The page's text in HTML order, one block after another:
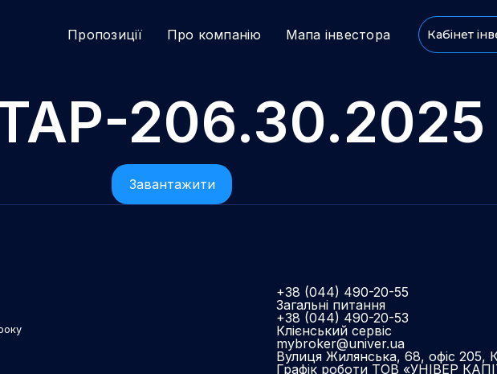
Пропозиції Про компанію Мапа інвестора Кабінет
206.30.2025
Завантажити
+38 (044) 490-20-55
Загальні питання
+38 (044) 490-20-53
Клієнський сервіс
mybroker@univer.ua
Вулиця Жилянська, 68, офіс 205,
Графік роботи ТОВ «УНІВЕР